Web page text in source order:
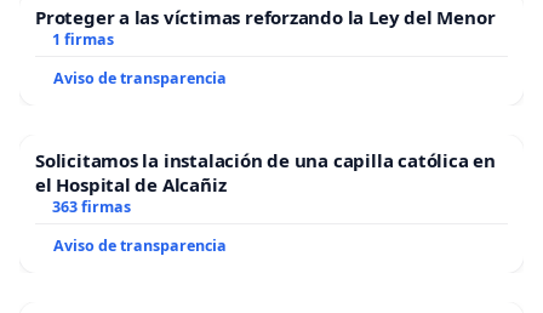
Proteger a las víctimas reforzando la Ley del Menor
1 firmas
Aviso de transparencia
Solicitamos la instalación de una capilla católica en
el Hospital de Alcañiz
363 firmas
Aviso de transparencia